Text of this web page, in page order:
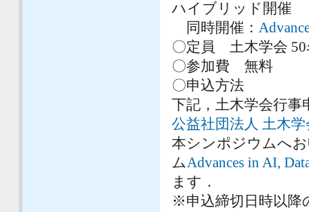
ハイブリッド開催
同時開催：
〇定員 土木学会 50
〇参加費 無料
〇申込方法
下記，土木学会行
公益社団法人 土木
本シンポジウムへ
ムAdvances in AI,
ます．
※申込締切日時以降